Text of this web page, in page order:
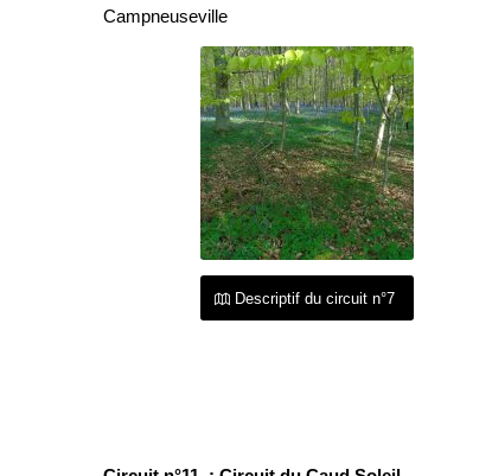
Campneuseville
Descriptif du circuit n°7